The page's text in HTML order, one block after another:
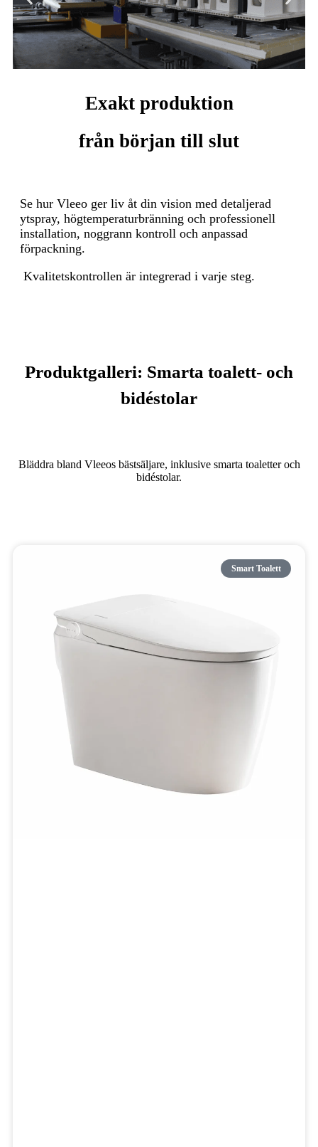
Exakt produktion
från början till slut
Se hur Vleeo ger liv åt din vision med detaljerad
ytspray, högtemperaturbränning och professionell
installation, noggrann kontroll och anpassad
förpackning.
Kvalitetskontrollen är integrerad i varje steg.
Produktgalleri: Smarta toalett- och
bidéstolar
Bläddra bland Vleeos bästsäljare, inklusive smarta toaletter och
bidéstolar.
Smart Toalett